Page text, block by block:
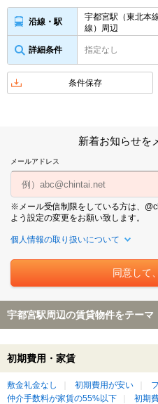
沿線・駅
宇都宮駅（東北本
線）周辺
詳細条件 指定なし
条件保存
新着お知らせを
メールアドレス
※メール受信制限をしている方は、
よう設定の変更をお願い致します。
個人情報の取り扱いについて
宇都宮駅周辺の賃貸物件をテー
初期費用・家賃
敷金礼金なし 初期費用が安い
仲介手数料が家賃の55%以下
初期